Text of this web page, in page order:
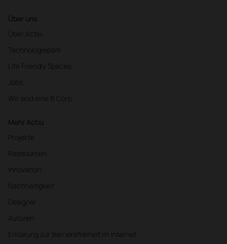
Über uns
Über Actiu
Technologiepark
Life Friendly Spaces
Jobs
Wir sind eine B Corp
Mehr Actiu
Projekte
Ressourcen
Innovation
Nachhaltigkeit
Designer
Autoren
Erklärung zur Barrierefreiheit im Internet